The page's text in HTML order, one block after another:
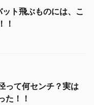
ト飛ぶものには、こ
！
って何センチ？実は
た！！